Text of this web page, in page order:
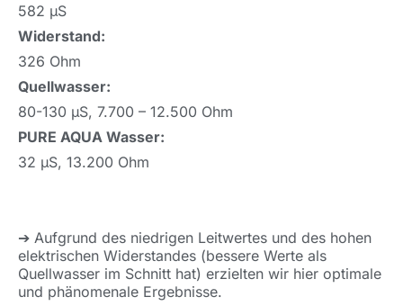
582 μS
Widerstand:
326 Ohm
Quellwasser:
80-130 μS, 7.700 – 12.500 Ohm
PURE AQUA Wasser:
32 μS, 13.200 Ohm
➔ Aufgrund des niedrigen Leitwertes und des hohen
elektrischen Widerstandes (bessere Werte als
Quellwasser im Schnitt hat) erzielten wir hier optimale
und phänomenale Ergebnisse.